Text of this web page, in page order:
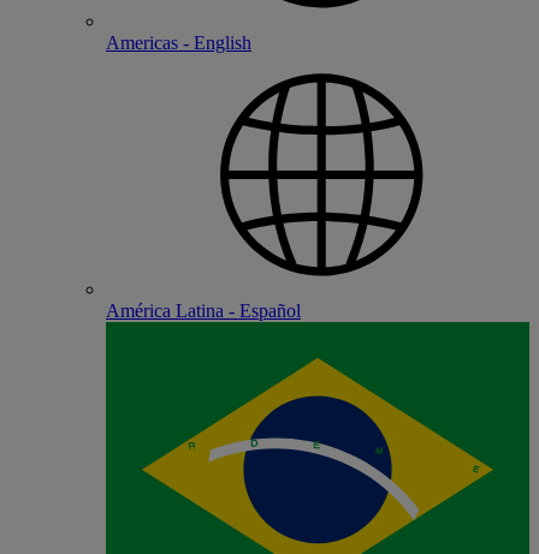
Americas - English
América Latina - Español